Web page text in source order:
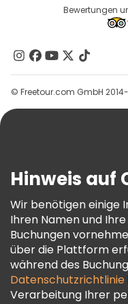
Affiliate-Programm
Reiseziele
Kontakt
Gruppen
Hilfe
AGB Und Rechtliches
Cookie-Richtlinie
Freetour
Treueprogramm
Bewertungen
© Freetour.com GmbH
Hinweis auf
Wir benötigen einige
Ihren Namen und
Buchungen
über die Plattform
während des
Datenschutzrichtlinie
Verarbeitung Ihrer